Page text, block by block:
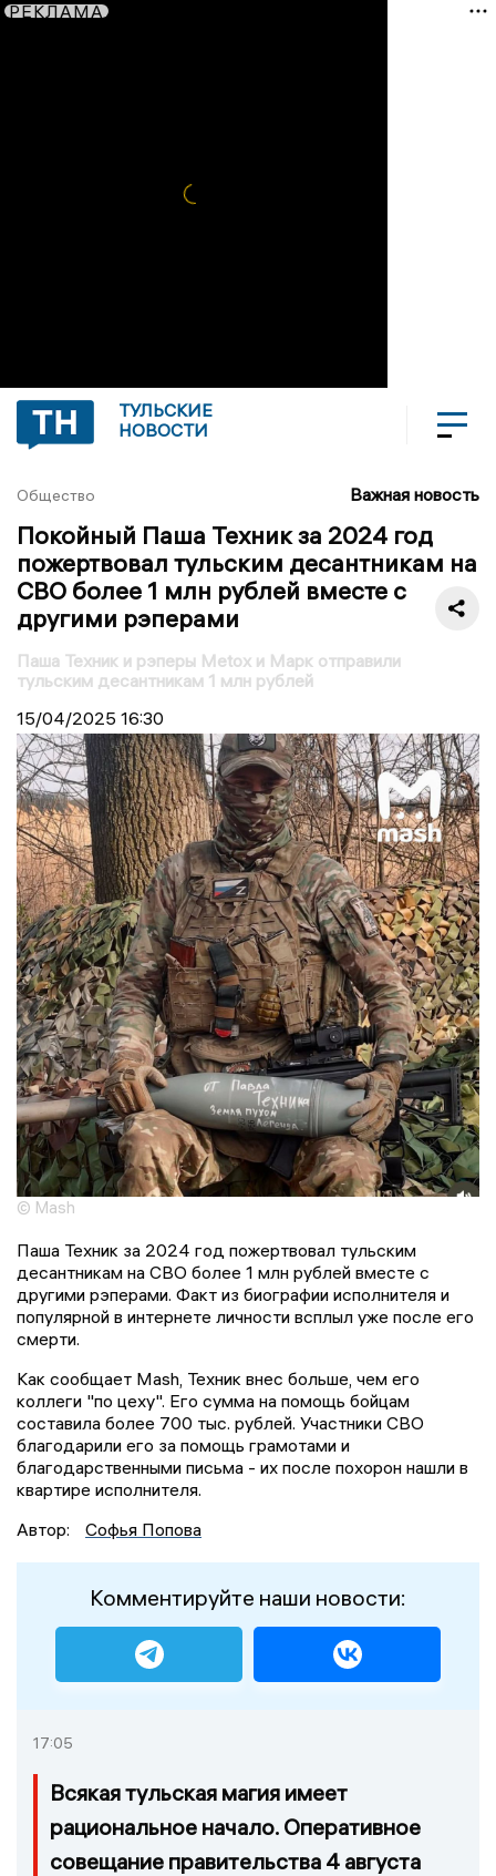
РЕКЛАМА
ТУЛЬСКИЕ
НОВОСТИ
Общество Важная новость
Покойный Паша Техник за 2024 год
пожертвовал тульским десантникам на
СВО более 1 млн рублей вместе с
другими рэперами
Паша Техник и рэперы Metox и Марк отправили
тульским десантникам 1 млн рублей
15/04/2025 16:30
© Mash
Паша Техник за 2024 год пожертвовал тульским
десантникам на СВО более 1 млн рублей вместе с
другими рэперами. Факт из биографии исполнителя и
популярной в интернете личности всплыл уже после его
смерти.
Как сообщает Mash, Техник внес больше, чем его
коллеги "по цеху". Его сумма на помощь бойцам
составила более 700 тыс. рублей. Участники СВО
благодарили его за помощь грамотами и
благодарственными письма - их после похорон нашли в
квартире исполнителя.
Автор:
Софья Попова
Комментируйте наши новости:
17:05
Всякая тульская магия имеет
рациональное начало. Оперативное
совещание правительства 4 августа